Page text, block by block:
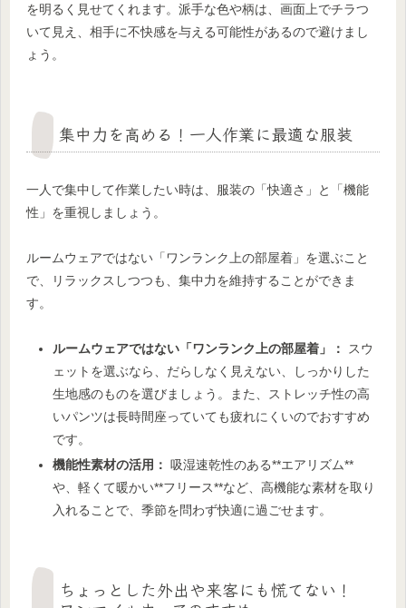
を明るく見せてくれます。派手な色や柄は、画面上でチラつ
いて見え、相手に不快感を与える可能性があるので避けまし
ょう。
集中力を高める！一人作業に最適な服装
一人で集中して作業したい時は、服装の「快適さ」と「機能
性」を重視しましょう。
ルームウェアではない「ワンランク上の部屋着」を選ぶこと
で、リラックスしつつも、集中力を維持することができま
す。
ルームウェアではない「ワンランク上の部屋着」：
スウ
ェットを選ぶなら、だらしなく見えない、しっかりした
生地感のものを選びましょう。また、ストレッチ性の高
いパンツは長時間座っていても疲れにくいのでおすすめ
です。
機能性素材の活用： 吸湿速乾性のある**エアリズム**
や、軽くて暖かい**フリース**など、高機能な素材を取り
入れることで、季節を問わず快適に過ごせます。
ちょっとした外出や来客にも慌てない！